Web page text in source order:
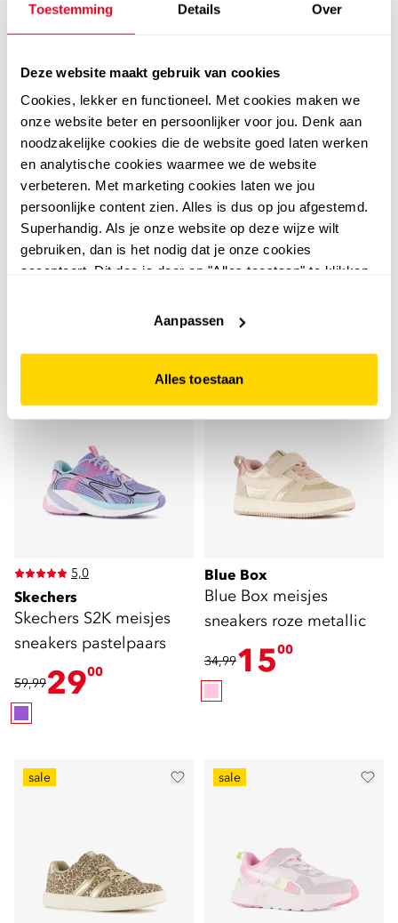
Toestemming Details Over
Deze website maakt gebruik van cookies
Cookies, lekker en functioneel. Met cookies maken we
onze website beter en persoonlijker voor jou. Denk aan
noodzakelijke cookies die de website goed laten werken
en analytische cookies waarmee we de website
verbeteren. Met marketing cookies laten we jou
persoonlijke content zien. Alles is dus op jou afgestemd.
Superhandig. Als je onze website op deze wijze wilt
gebruiken, dan is het nodig dat je onze cookies
accepteert. Dit doe je door op "Alles toestaan" te klikken.
website niet optimaal functioneert.
Aanpassen
Alles toestaan
sale
Dutchy
Dutchy Attack 2 kinder
zaalschoenen blauw
geel
sale
Hush Puppies
Hush Puppies meisjes
bio sandalen metallic
multicolor
5,0
Skechers
Skechers S2K meisjes
sneakers pastelpaars
59,992900
sale
Blue Box
Blue Box meisjes
sneakers roze metallic
34,991500
sale sale